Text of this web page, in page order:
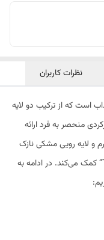
نظرات کاربران
که از ترکیب دو لایه
منحصر به فرد ارائه
و لایه رویی مشکی نازک
است که به ایجاد جلوه‌ای معروف به “Thin Look” کمک می‌کند. در ادامه به